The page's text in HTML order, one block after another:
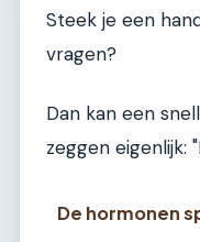
Steek je een
vragen?
Dan kan een
zeggen eigenlijk:
De hormonen